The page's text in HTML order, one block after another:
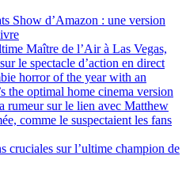
Show d’Amazon : une version
Maître de l’Air à Las Vegas,
le spectacle d’action en direct
horror of the year with an
the optimal home cinema version
rumeur sur le lien avec Matthew
comme le suspectaient les fans
cruciales sur l’ultime champion de